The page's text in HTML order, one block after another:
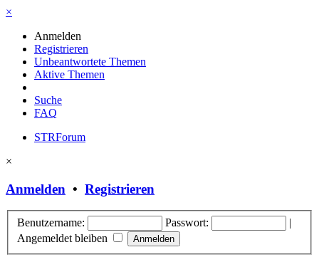
×
Anmelden
Registrieren
Unbeantwortete Themen
Aktive Themen
Suche
FAQ
STRForum
×
Anmelden • Registrieren
Benutzername: Passwort:
|
Angemeldet bleiben